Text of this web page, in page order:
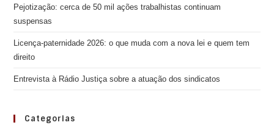
Pejotização: cerca de 50 mil ações trabalhistas continuam
suspensas
Licença-paternidade 2026: o que muda com a nova lei e quem tem
direito
Entrevista à Rádio Justiça sobre a atuação dos sindicatos
Categorias